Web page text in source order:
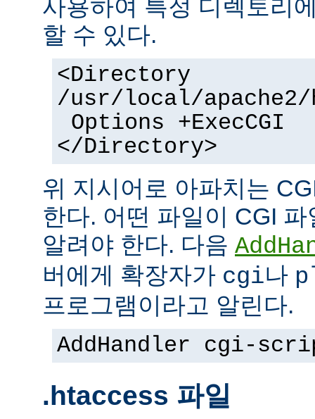
사용하여 특정 디렉토리
할 수 있다.
<Directory
/usr/local/apache2/
Options +ExecCGI
</Directory>
위 지시어로 아파치는
한다. 어떤 파일이 CGI
알려야 한다. 다음
버에게 확장자가 cgi나
프로그램이라고 알린다.
AddHandler cgi-
.htaccess 파일